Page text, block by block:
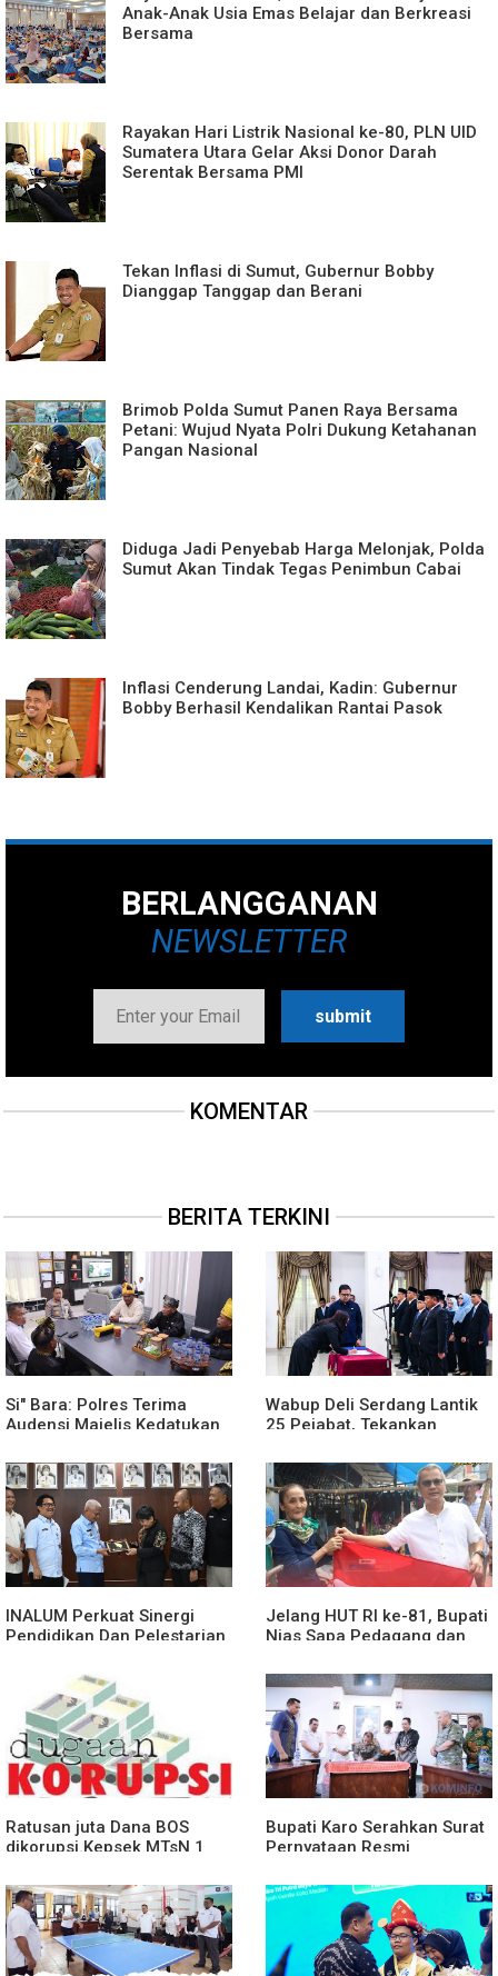
Anak-Anak Usia Emas Belajar dan Berkreasi
Bersama
Rayakan Hari Listrik Nasional ke-80, PLN UID
Sumatera Utara Gelar Aksi Donor Darah
Serentak Bersama PMI
Tekan Inflasi di Sumut, Gubernur Bobby
Dianggap Tanggap dan Berani
Brimob Polda Sumut Panen Raya Bersama
Petani: Wujud Nyata Polri Dukung Ketahanan
Pangan Nasional
Diduga Jadi Penyebab Harga Melonjak, Polda
Sumut Akan Tindak Tegas Penimbun Cabai
Inflasi Cenderung Landai, Kadin: Gubernur
Bobby Berhasil Kendalikan Rantai Pasok
BERLANGGANAN
NEWSLETTER
KOMENTAR
BERITA TERKINI
Si" Bara: Polres Terima
Audensi Majelis Kedatukan
Wabup Deli Serdang Lantik
25 Pejabat, Tekankan
Cepat dan Humanis
INALUM Perkuat Sinergi
Pendidikan Dan Pelestarian
PemprovSu
Jelang HUT RI ke-81, Bupati
Nias Sapa Pedagang dan
Putih
Ratusan juta Dana BOS
dikorupsi.Kepsek MTsN 1
Bupati Karo Serahkan Surat
Pernyataan Resmi
Kabanjahe